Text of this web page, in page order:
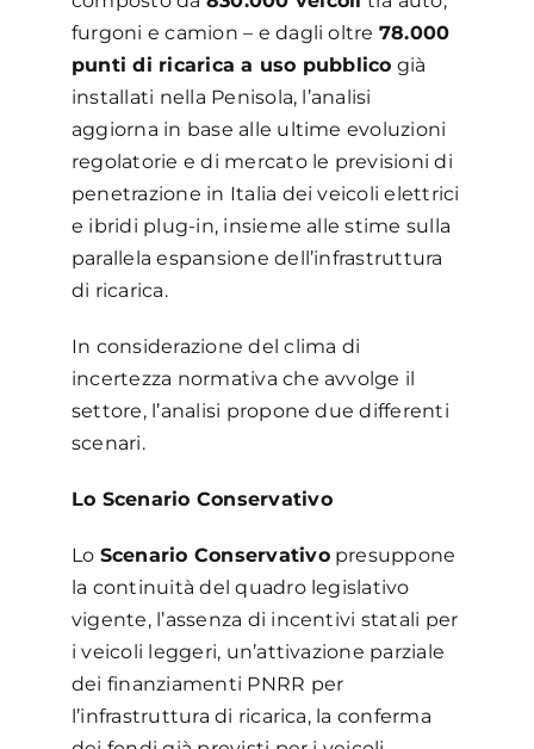
furgoni e camion – e dagli oltre 78.000
punti di ricarica a uso pubblico già
installati nella Penisola, l’analisi
aggiorna in base alle ultime evoluzioni
regolatorie e di mercato le previsioni di
penetrazione in Italia dei veicoli elettrici
e ibridi plug-in, insieme alle stime sulla
parallela espansione dell’infrastruttura
di ricarica.
In considerazione del clima di
incertezza normativa che avvolge il
settore, l’analisi propone due differenti
scenari.
Lo Scenario Conservativo
Lo Scenario Conservativopresuppone
la continuità del quadro legislativo
vigente, l’assenza di incentivi statali per
i veicoli leggeri, un’attivazione parziale
dei finanziamenti PNRR per
l’infrastruttura di ricarica, la conferma